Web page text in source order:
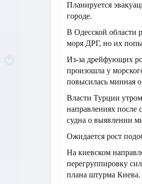
Планируется
городе.
В Одесской области
моря ДРГ, но их
Из-за дрейфующих
произошла у
повысилась минная
Власти Турции
направлениях после
судна о выявлении
Ожидается рост
На киевском
перегруппировку
плана штурма Киева.